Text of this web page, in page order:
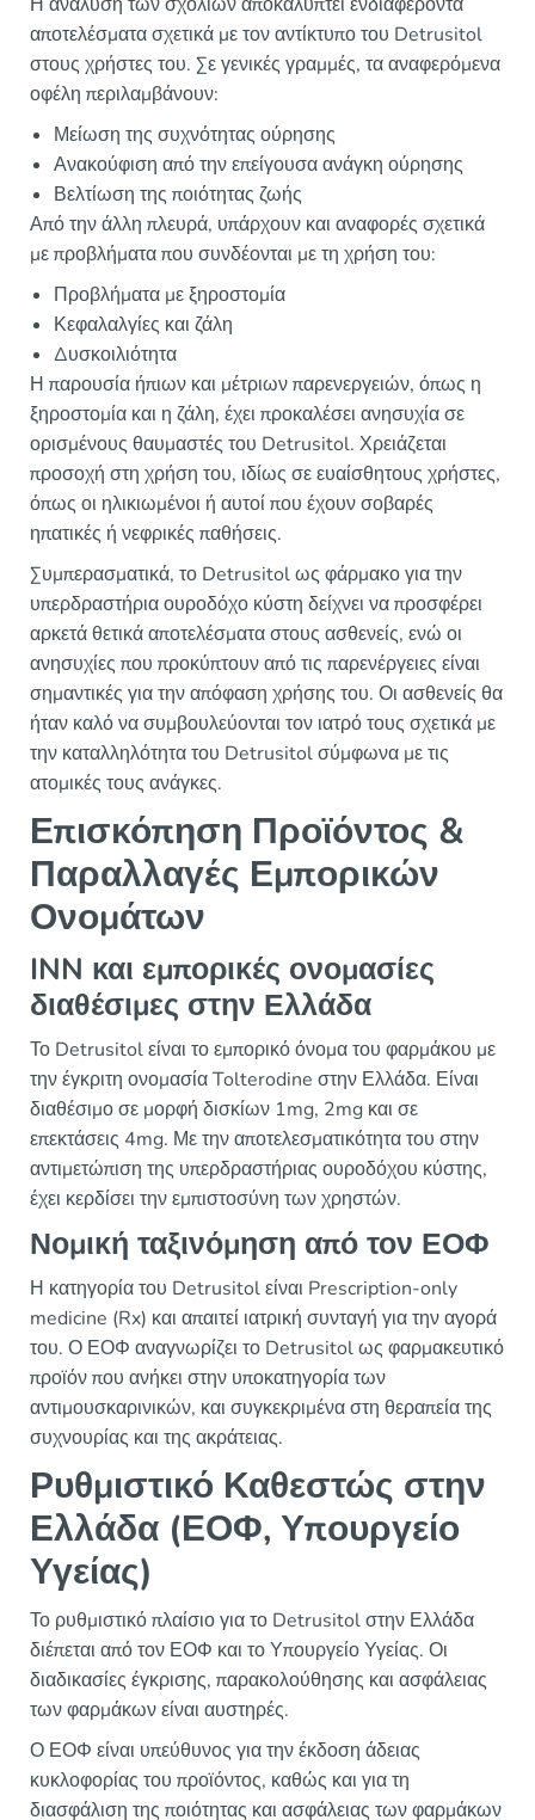
αποτελέσματα σχετικά με τον αντίκτυπο του Detrusitol
στους χρήστες του. Σε γενικές γραμμές, τα αναφερόμενα
οφέλη περιλαμβάνουν:
Μείωση της συχνότητας ούρησης
Ανακούφιση από την επείγουσα ανάγκη ούρησης
Βελτίωση της ποιότητας ζωής
Από την άλλη πλευρά, υπάρχουν και αναφορές σχετικά
με προβλήματα που συνδέονται με τη χρήση του:
Προβλήματα με ξηροστομία
Κεφαλαλγίες και ζάλη
Δυσκοιλιότητα
Η παρουσία ήπιων και μέτριων παρενεργειών, όπως η
ξηροστομία και η ζάλη, έχει προκαλέσει ανησυχία σε
ορισμένους θαυμαστές του Detrusitol. Χρειάζεται
προσοχή στη χρήση του, ιδίως σε ευαίσθητους χρήστες,
όπως οι ηλικιωμένοι ή αυτοί που έχουν σοβαρές
ηπατικές ή νεφρικές παθήσεις.
Συμπερασματικά, το Detrusitol ως φάρμακο για την
υπερδραστήρια ουροδόχο κύστη δείχνει να προσφέρει
αρκετά θετικά αποτελέσματα στους ασθενείς, ενώ οι
ανησυχίες που προκύπτουν από τις παρενέργειες είναι
σημαντικές για την απόφαση χρήσης του. Οι ασθενείς θα
ήταν καλό να συμβουλεύονται τον ιατρό τους σχετικά με
την καταλληλότητα του Detrusitol σύμφωνα με τις
ατομικές τους ανάγκες.
Επισκόπηση Προϊόντος &
Παραλλαγές Εμπορικών
Ονομάτων
INN και εμπορικές ονομασίες
διαθέσιμες στην Ελλάδα
Το Detrusitol είναι το εμπορικό όνομα του φαρμάκου με
την έγκριτη ονομασία Tolterodine στην Ελλάδα. Είναι
διαθέσιμο σε μορφή δισκίων 1mg, 2mg και σε
επεκτάσεις 4mg. Με την αποτελεσματικότητα του στην
αντιμετώπιση της υπερδραστήριας ουροδόχου κύστης,
έχει κερδίσει την εμπιστοσύνη των χρηστών.
Νομική ταξινόμηση από τον ΕΟΦ
Η κατηγορία του Detrusitol είναι Prescription-only
medicine (Rx) και απαιτεί ιατρική συνταγή για την αγορά
του. Ο ΕΟΦ αναγνωρίζει το Detrusitol ως φαρμακευτικό
προϊόν που ανήκει στην υποκατηγορία των
αντιμουσκαρινικών, και συγκεκριμένα στη θεραπεία της
συχνουρίας και της ακράτειας.
Ρυθμιστικό Καθεστώς στην
Ελλάδα (ΕΟΦ, Υπουργείο
Υγείας)
Το ρυθμιστικό πλαίσιο για το Detrusitol στην Ελλάδα
διέπεται από τον ΕΟΦ και το Υπουργείο Υγείας. Οι
διαδικασίες έγκρισης, παρακολούθησης και ασφάλειας
των φαρμάκων είναι αυστηρές.
Ο ΕΟΦ είναι υπεύθυνος για την έκδοση άδειας
κυκλοφορίας του προϊόντος, καθώς και για τη
διασφάλιση της ποιότητας και ασφάλειας των φαρμάκων